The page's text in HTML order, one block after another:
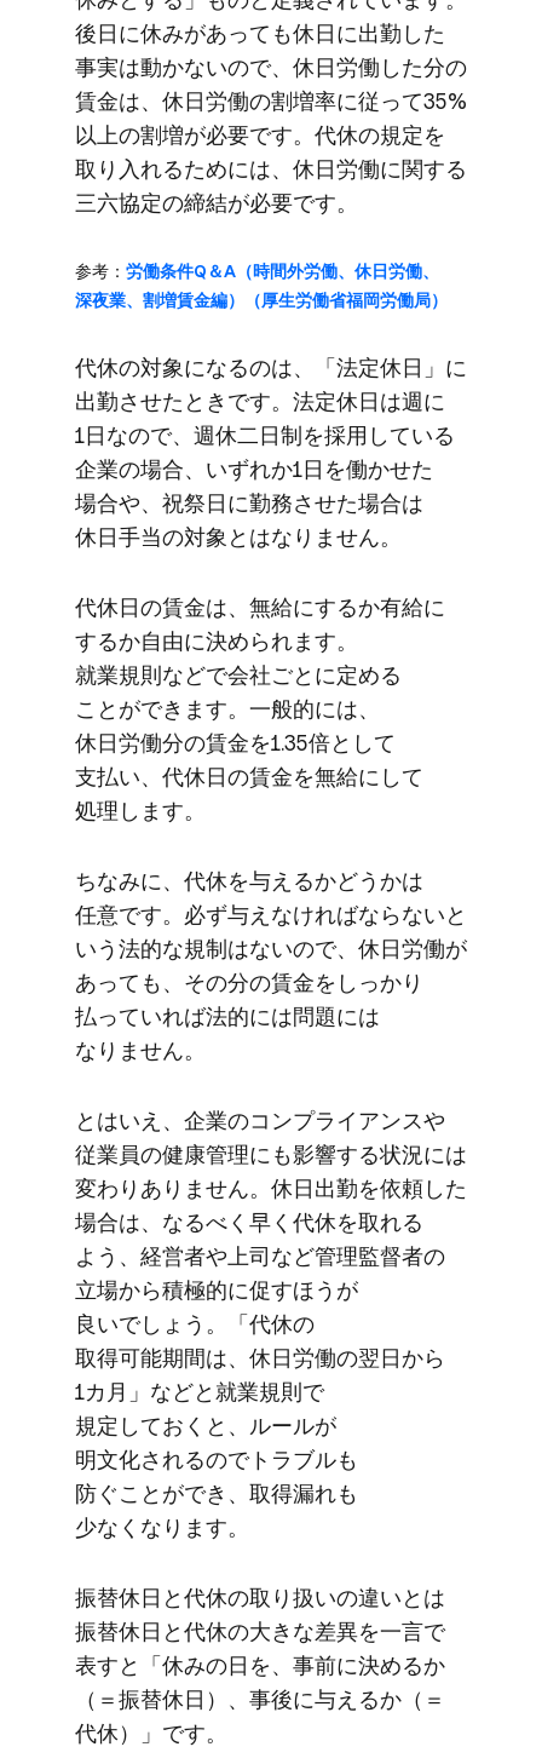
後日に​休みが​あっても​休日に​出勤した​
事実は​動かないので、​休日労働した​分の​
賃金は、​休日労働の​割増率に​従って​35%
以上の​割増が​必要です。​代休の​規定を​
取り入れる​ためには、​休日労働に​関する​
三六協定の​締結が​必要です。
参考： 労働条件Q＆A​（時間外労働、​休日労働、​
深夜業、​割増賃金編）​（厚生労働省福岡労働局）
代休の​対象に​なるのは、​「法定休日」に​
出勤させた​ときです。​法定休日は​週に​
1日なので、​週休二日制を​採用している​
企業の​場合、​いずれか​1日を​働かせた​
場合や、​祝祭日に​勤務させた​場合は​
休日手当の​対象とは​なりません。
代休日の​賃金は、​無給に​するか​有給に​
するか​自由に​決められます。​
就業規則などで​会社ごとに​定める​
ことができます。​一般的には、​
休日労働分の​賃金を​1.35倍と​して​
支払い、​代休日の​賃金を​無給に​して​
処理します。
ちなみに、​代休を​与えるか​どうかは​
任意です。​必ず​与えなければならないと​
いう​法的な​規制は​ないので、​休日労働が​
あっても、​その分の​賃金を​しっかり​
払っていれば​法的には​問題には​
なりません。
とは​いえ、​企業の​コンプライアンスや​
従業員の​健康管理にも​影響する​状況には​
変わりありません。​休日出勤を​依頼した​
場合は、​なるべく​早く​代休を​取れる​
よう、​経営者や​上司など​管理監督者の​
立場から​積極的に​促すほうが​
良いでしょう。​「代休の​
取得可能期間は、​休日労働の​翌日から​
1カ月」などと​就業規則で​
規定しておくと、​ルールが​
明文化されるので​トラブルも​
防ぐことができ、​取得漏れも​
少なくなります。
振替休日と​代休の​取り扱いの​違いとは​
振替休日と​代休の​大きな​差異を​一言で​
表すと​「休みの​日を、​事前に​決めるか​
（＝振替休日）、​事後に​与えるか​（＝
代休）」です。